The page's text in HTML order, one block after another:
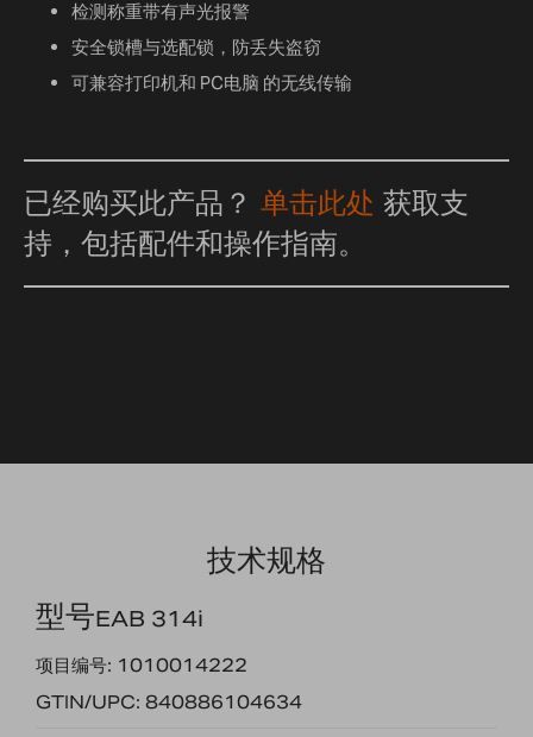
检测称重带有声光报警
安全锁槽与选配锁，防丢失盗窃
可兼容打印机和 PC电脑 的无线传输
已经购买此产品？ 单击此处 获取支
持，包括配件和操作指南。
技术规格
型号EAB 314i
项目编号: 1010014222
GTIN/UPC: 840886104634